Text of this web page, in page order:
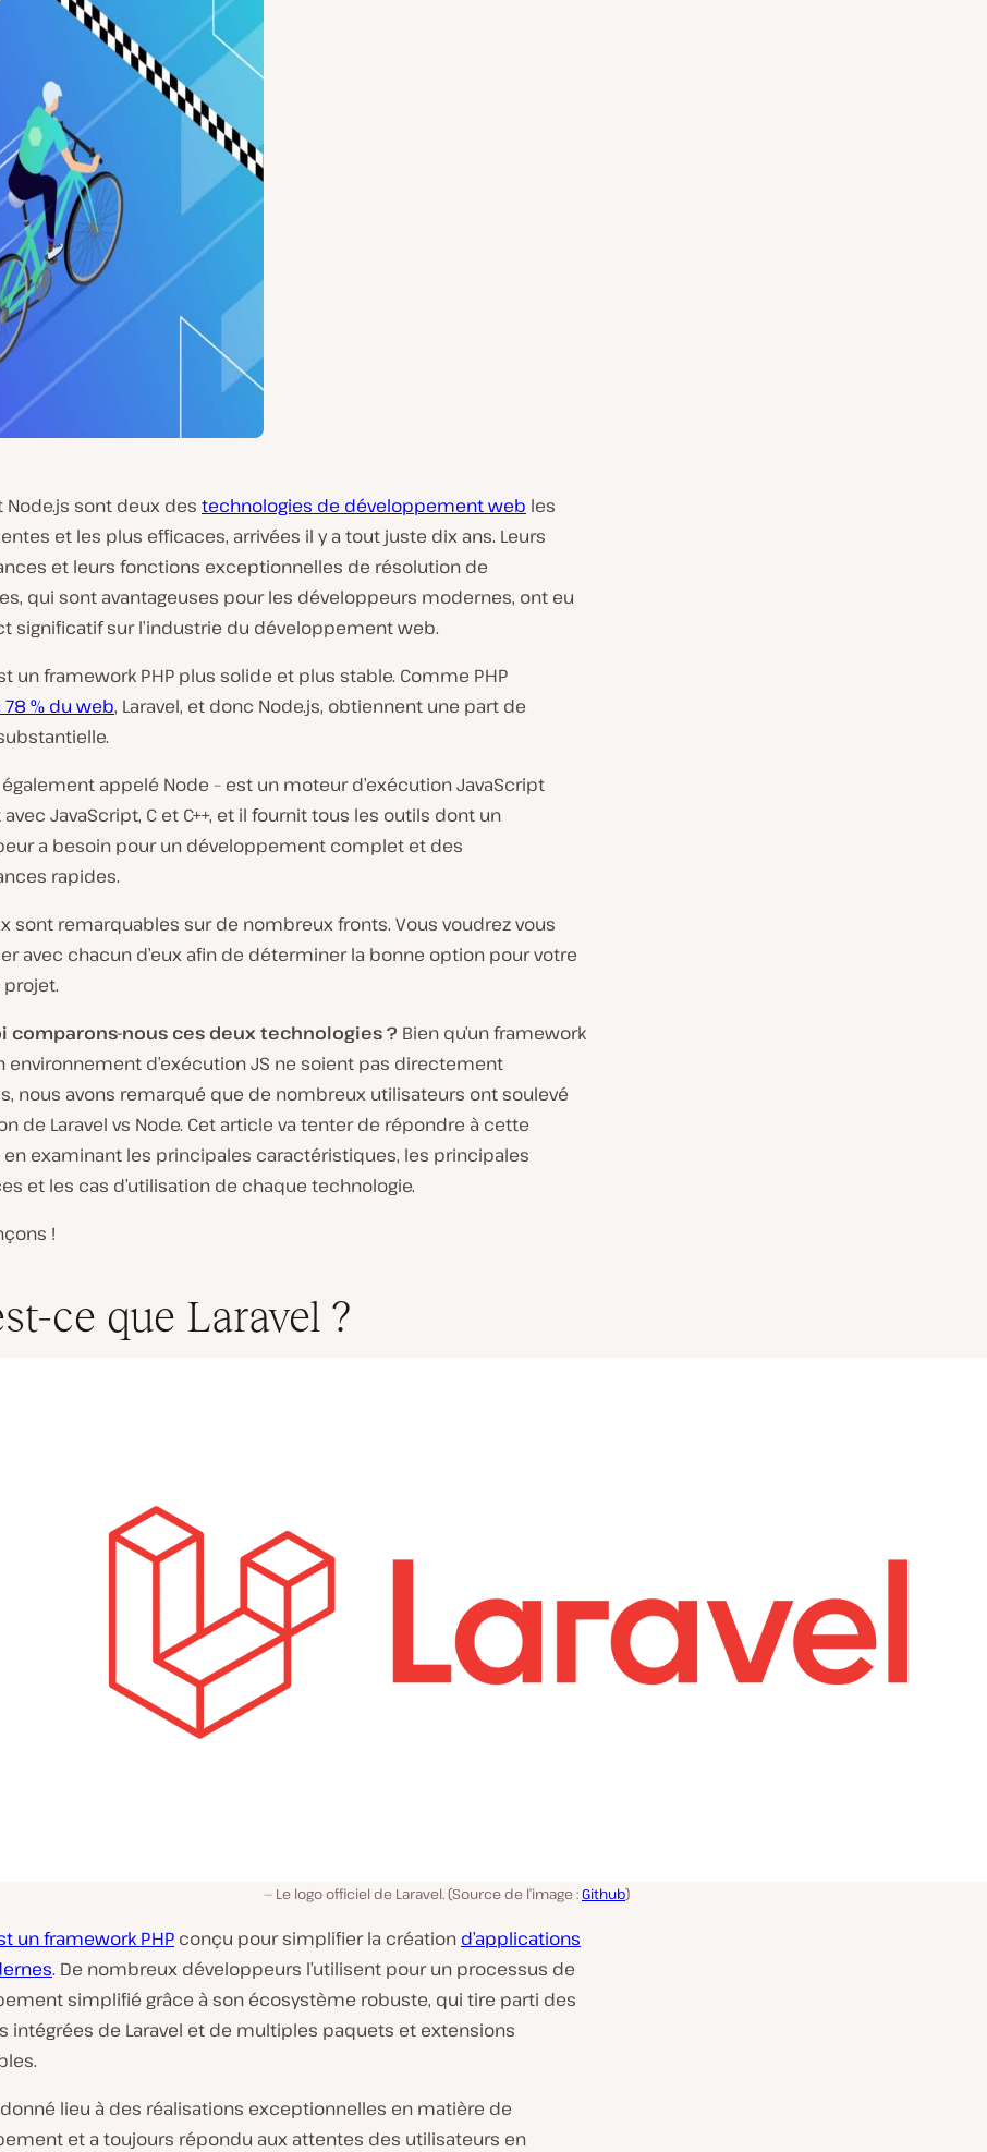
Node.js sont deux des technologies de développement web les
et les plus efficaces, arrivées il y a tout juste dix ans. Leurs
et leurs fonctions exceptionnelles de résolution de
qui sont avantageuses pour les développeurs modernes, ont eu
significatif sur l’industrie du développement web.
un framework PHP plus solide et plus stable. Comme PHP
% du web, Laravel, et donc Node.js, obtiennent une part de
également appelé Node – est un moteur d’exécution JavaScript
JavaScript, C et C++, et il fournit tous les outils dont un
a besoin pour un développement complet et des
rapides.
sont remarquables sur de nombreux fronts. Vous voudrez vous
avec chacun d’eux afin de déterminer la bonne option pour votre
comparons-nous ces deux technologies ? Bien qu’un framework
environnement d’exécution JS ne soient pas directement
nous avons remarqué que de nombreux utilisateurs ont soulevé
de Laravel vs Node. Cet article va tenter de répondre à cette
examinant les principales caractéristiques, les principales
et les cas d’utilisation de chaque technologie.
!
ce que Laravel ?
Le logo officiel de Laravel. (Source de l’image :Github)
un framework PHP conçu pour simplifier la création d’applications
. De nombreux développeurs l’utilisent pour un processus de
simplifié grâce à son écosystème robuste, qui tire parti des
intégrées de Laravel et de multiples paquets et extensions
donné lieu à des réalisations exceptionnelles en matière de
et a toujours répondu aux attentes des utilisateurs en